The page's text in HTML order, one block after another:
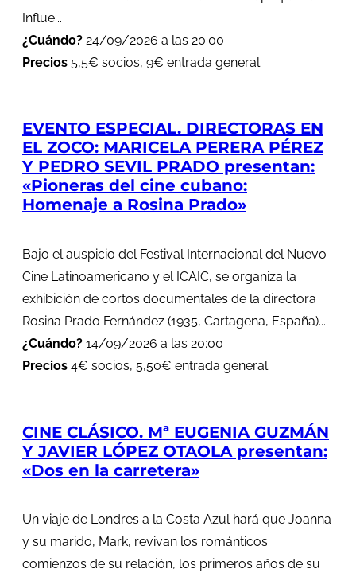
Influe...
¿Cuándo? 24/09/2026 a las 20:00
Precios 5,5€ socios, 9€ entrada general.
EVENTO ESPECIAL. DIRECTORAS EN
EL ZOCO: MARICELA PERERA PÉREZ
Y PEDRO SEVIL PRADO presentan:
«Pioneras del cine cubano:
Homenaje a Rosina Prado»
Bajo el auspicio del Festival Internacional del Nuevo
Cine Latinoamericano y el ICAIC, se organiza la
exhibición de cortos documentales de la directora
Rosina Prado Fernández (1935, Cartagena, España)...
¿Cuándo? 14/09/2026 a las 20:00
Precios 4€ socios, 5,50€ entrada general.
CINE CLÁSICO. Mª EUGENIA GUZMÁN
Y JAVIER LÓPEZ OTAOLA presentan:
«Dos en la carretera»
Un viaje de Londres a la Costa Azul hará que Joanna
y su marido, Mark, revivan los románticos
comienzos de su relación, los primeros años de su